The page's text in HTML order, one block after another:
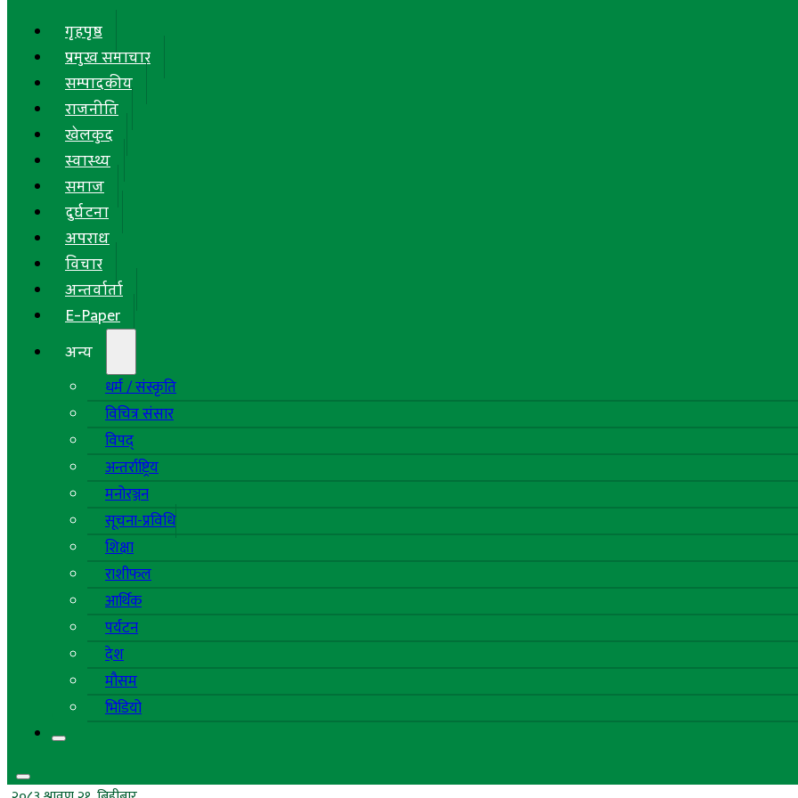
गृहपृष्ठ
प्रमुख समाचार
सम्पादकीय
राजनीति
खेलकुद
स्वास्थ्य
समाज
दुर्घटना
अपराध
विचार
अन्तर्वार्ता
E-Paper
अन्य
धर्म / संस्कृति
विचित्र संसार
विपद्
अन्तर्राष्ट्रिय
मनोरञ्जन
सूचना-प्रविधि
शिक्षा
राशीफल
आर्थिक
पर्यटन
देश
मौसम
भिडियो